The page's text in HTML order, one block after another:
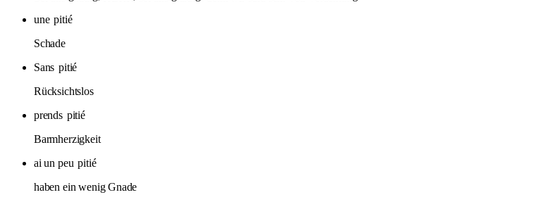
une pitié
Schade
Sans pitié
Rücksichtslos
prends pitié
Barmherzigkeit
ai un peu pitié
haben ein wenig Gnade